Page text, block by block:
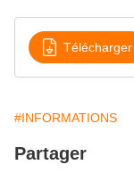
Télécharger
#INFORMATIONS
Partager